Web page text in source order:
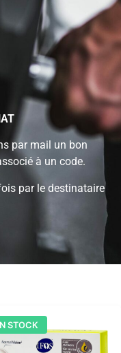
par mail un bon
à un code.
par le destinataire
STOCK